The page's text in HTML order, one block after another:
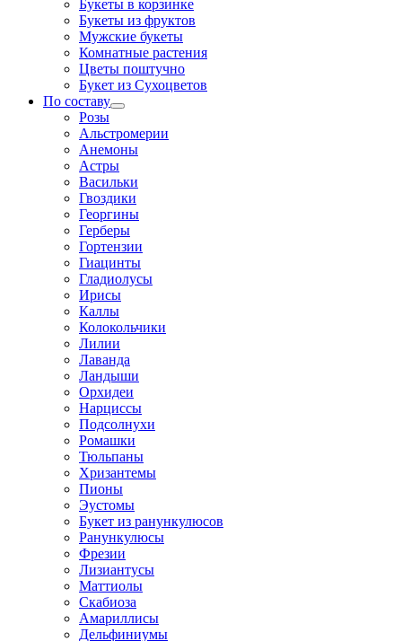
Букеты в корзинке
Букеты из фруктов
Мужские букеты
Комнатные растения
Цветы поштучно
Букет из Сухоцветов
По составу
Розы
Альстромерии
Анемоны
Астры
Васильки
Гвоздики
Георгины
Герберы
Гортензии
Гиацинты
Гладиолусы
Ирисы
Каллы
Колокольчики
Лилии
Лаванда
Ландыши
Орхидеи
Нарциссы
Подсолнухи
Ромашки
Тюльпаны
Хризантемы
Пионы
Эустомы
Букет из ранункулюсов
Ранункулюсы
Фрезии
Лизиантусы
Маттиолы
Скабиоза
Амариллисы
Дельфиниумы